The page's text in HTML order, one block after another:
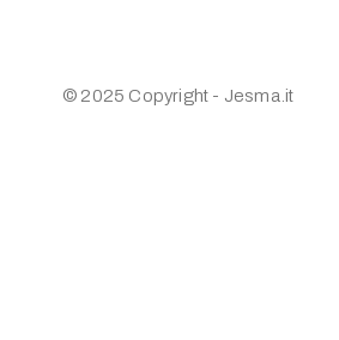
© 2025 Copyright - Jesma.it